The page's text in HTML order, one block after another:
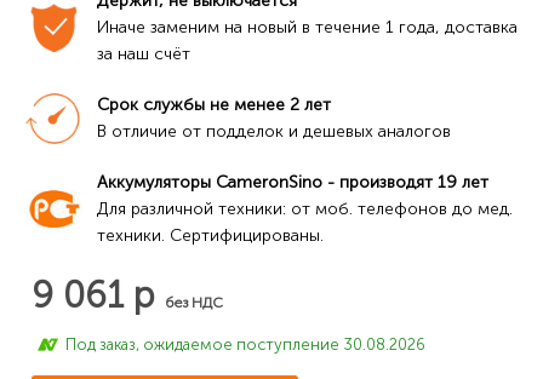
Иначе заменим на новый в течение 1 года, доставка
за наш счёт
Срок службы не менее 2 лет
В отличие от подделок и дешевых аналогов
Аккумуляторы CameronSino - производят 19 лет
Для различной техники: от моб. телефонов до мед.
техники. Сертифицированы.
9 061 р без НДС
Под заказ, ожидаемое поступление 30.08.2026